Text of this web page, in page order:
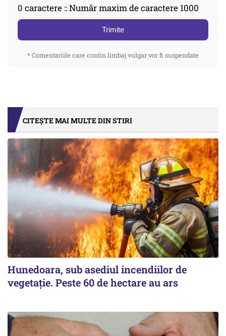
0 caractere :: Număr maxim de caractere 1000
Trimite
* Comentariile care contin limbaj vulgar vor fi suspendate
CITEȘTE MAI MULTE DIN STIRI
Hunedoara, sub asediul incendiilor de
vegetație. Peste 60 de hectare au ars